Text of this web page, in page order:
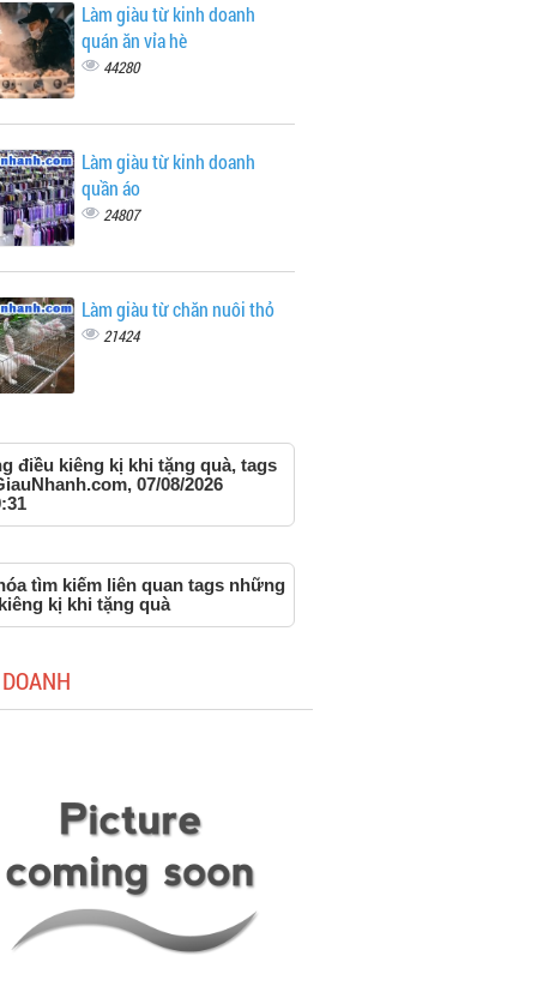
Làm giàu từ kinh doanh
quán ăn vỉa hè
44280
Làm giàu từ kinh doanh
quần áo
24807
Làm giàu từ chăn nuôi thỏ
21424
điều kiêng kị khi tặng quà, tags
07/08/2026
tìm kiếm liên quan tags những
kị khi tặng quà